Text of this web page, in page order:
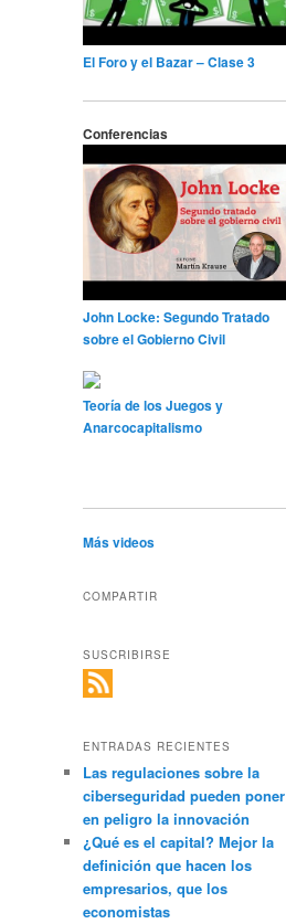
El Foro y el Bazar – Clase 3
Conferencias
John Locke: Segundo Tratado
sobre el Gobierno Civil
Teoría de los Juegos y
Anarcocapitalismo
Más videos
COMPARTIR
SUSCRIBIRSE
ENTRADAS RECIENTES
Las regulaciones sobre la
ciberseguridad pueden poner
en peligro la innovación
¿Qué es el capital? Mejor la
definición que hacen los
empresarios, que los
economistas